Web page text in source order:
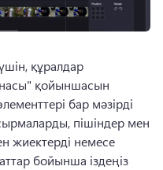
құралдар
қойыншасын
бар мәзірді
пішіндер мен
жиектерді немесе
бойынша іздеңіз